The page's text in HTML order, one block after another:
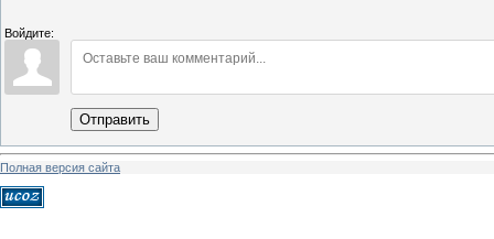
Войдите:
Отправить
Полная версия сайта